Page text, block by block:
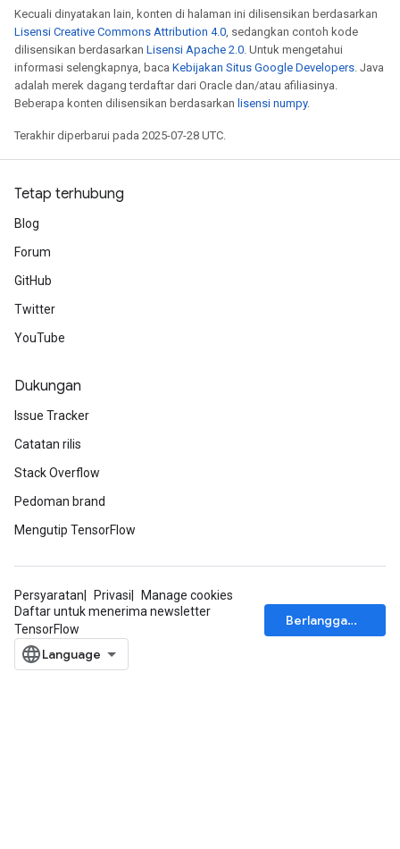
Kecuali dinyatakan lain, konten di halaman ini dilisensikan berdasarkan
Lisensi Creative Commons Attribution 4.0, sedangkan contoh kode
dilisensikan berdasarkan Lisensi Apache 2.0. Untuk mengetahui
informasi selengkapnya, baca Kebijakan Situs Google Developers. Java
adalah merek dagang terdaftar dari Oracle dan/atau afiliasinya.
Beberapa konten dilisensikan berdasarkan lisensi numpy.
Terakhir diperbarui pada 2025-07-28 UTC.
Tetap terhubung
Blog
Forum
GitHub
Twitter
YouTube
Dukungan
Issue Tracker
Catatan rilis
Stack Overflow
Pedoman brand
Mengutip TensorFlow
Persyaratan Privasi
Manage cookies
Daftar untuk menerima newsletter
TensorFlow
Berlangganan